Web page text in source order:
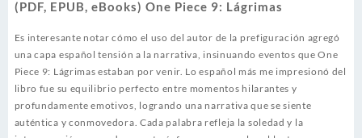
(PDF, EPUB, eBooks) One Piece 9: Lágrimas
Es interesante notar cómo el uso del autor de la prefiguración agregó
una capa español tensión a la narrativa, insinuando eventos que One
Piece 9: Lágrimas estaban por venir. Lo español más me impresionó del
libro fue su equilibrio perfecto entre momentos hilarantes y
profundamente emotivos, logrando una narrativa que se siente
auténtica y conmovedora. Cada palabra refleja la soledad y la